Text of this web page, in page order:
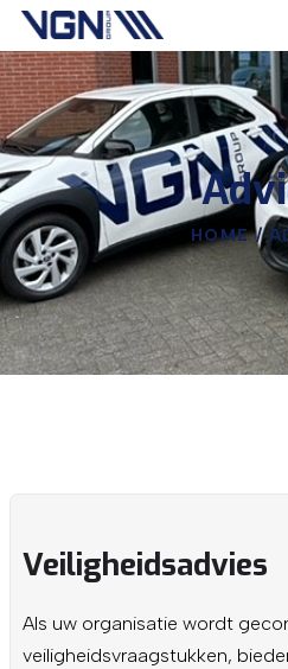
HOME /
Veiligheidsadvies
Als uw organisatie wordt
veiligheidsvraagstukken,